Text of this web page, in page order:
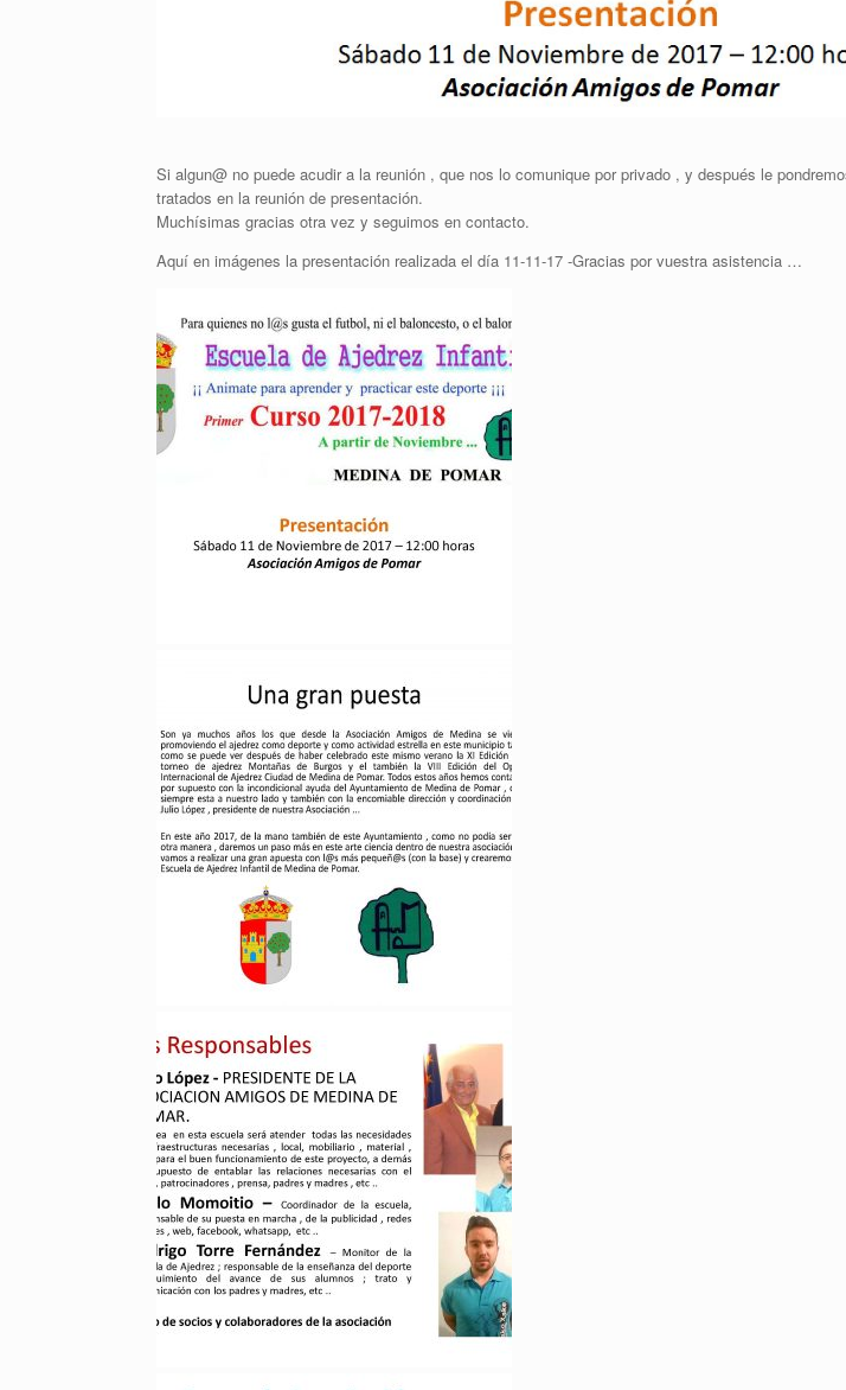
Si algun@ no puede acudir a la reunión , que nos lo comunique por privado , y después le
tratados en la reunión de presentación.
Muchísimas gracias otra vez y seguimos en contacto.
Aquí en imágenes la presentación realizada el día 11-11-17 -Gracias por vuestra asistencia …